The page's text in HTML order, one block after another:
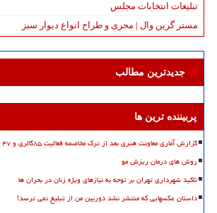
تبلیغات انتخابات مجلس
مستر گرین وال | مجری و طراح انواع دیوار سبز
جدیدترین مطالب
پربیننده ترین ها
گزارش آماری معاونت هنری بعد از ترک مخاصمه فعالیت ۸۵گالری و ۴۷ اجرای موسیقی
روش های درمان ریزش مو
تاکید شهرداری تهران بر توجه به نیازهای ویژه زنان در بحران ها
داستان عکسهایی که منتشر نشد دوربین من از تبلیغ نمی ترسد!